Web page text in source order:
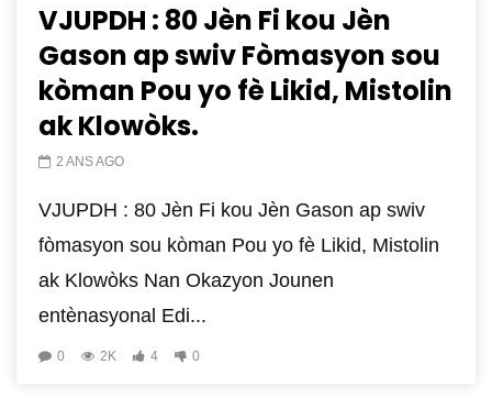
VJUPDH : 80 Jèn Fi kou Jèn
Gason ap swiv Fòmasyon sou
kòman Pou yo fè Likid, Mistolin
ak Klowòks.
2 ANS AGO
VJUPDH : 80 Jèn Fi kou Jèn Gason ap swiv
fòmasyon sou kòman Pou yo fè Likid, Mistolin
ak Klowòks Nan Okazyon Jounen
entènasyonal Edi...
0 2K 4 0